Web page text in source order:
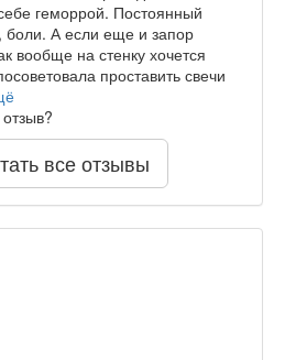
геморрой. Постоянный
боли. А если еще и запор
вообще на стенку хочется
проставить свечи
все отзывы